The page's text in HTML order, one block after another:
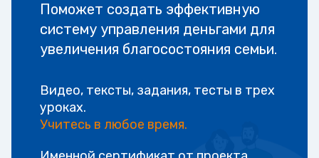
Поможет создать эффективную
систему управления деньгами для
увеличения благосостояния семьи.
Видео, тексты, задания, тесты в трех
уроках.
Учитесь в любое время.